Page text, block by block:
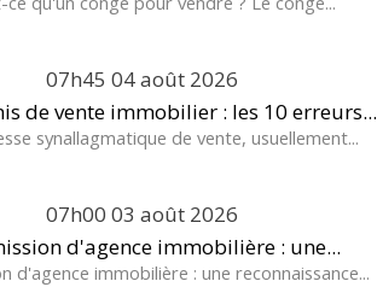
07h45 04août 2026
de vente immobilier : les 10 erreurs...
synallagmatique de vente, usuellement...
07h00 03 août 2026
d'agence immobilière : une...
d'agence immobilière : une reconnaissance...